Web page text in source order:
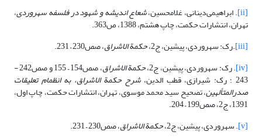
[ii] . ابراهیمی‌دینانی، غلامحسین،شعاع اندیشه و شهود در فلسفه سهروردی،
تهران، انتشارات حکمت، چاپ هشتم، 1388، ص363.
[iii]
.رک: سهروردی، پیشین، ج2، حکمة الاشراق، صص230 – 231.
[iv]
. رک: سهروردی، پیشین، ج2، حکمة الاشراق ، صص154 – 155 و صص242 -
243 ؛ رک: شیرازی، قطب الدین، شرح حکمة الاشراق، به انظمام تعلیقات
صدرالمتألهین، تصحیح سید محمد موسوی، تهران، انتشارات حکمت، چاپ اول،
1391، ج2، صص199 – 204.
[v] . سهروردی، پیشین، ج2، حکمة الاشراق، صص230 – 231.